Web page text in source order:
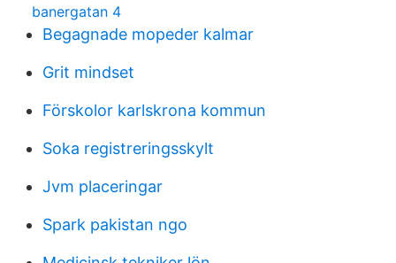
banergatan 4
Begagnade mopeder kalmar
Grit mindset
Förskolor karlskrona kommun
Soka registreringsskylt
Jvm placeringar
Spark pakistan ngo